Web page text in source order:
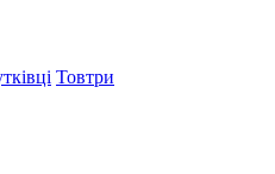
Товтри